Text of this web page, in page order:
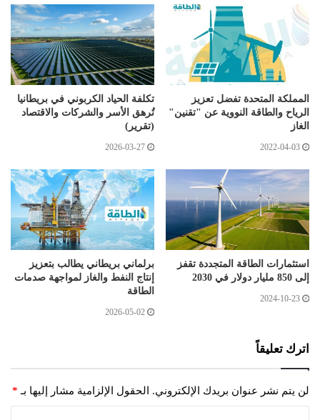
المملكة المتحدة تفضل تعزيز
الرياح والطاقة النووية عن "تقنين"
الغاز
2022-04-03
تكلفة الحياد الكربوني في بريطانيا
تُرهق الأسر والشركات والاقتصاد
(تقرير)
2026-03-27
استثمارات الطاقة المتجددة تقفز
إلى 850 مليار دولار في 2030
2024-10-23
برلماني بريطاني يطالب بتعزيز
إنتاج النفط والغاز لمواجهة صدمات
الطاقة
2026-05-02
اترك تعليقاً
لن يتم نشر عنوان بريدك الإلكتروني. الحقول الإلزامية مشار إليها بـ *